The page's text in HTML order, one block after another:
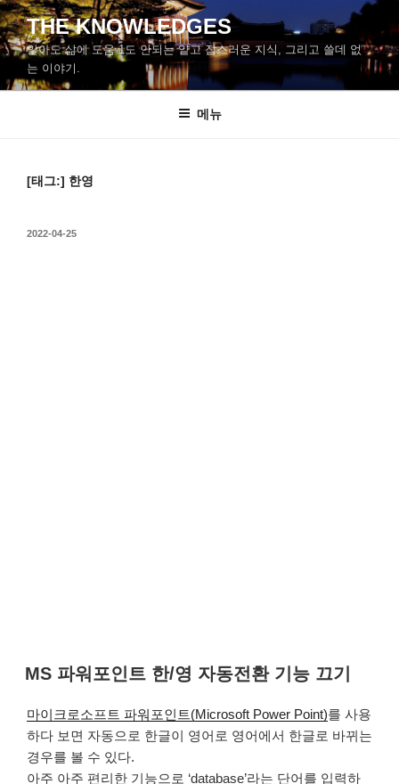
콘
텐
츠
바
THE KNOWLEDGES
알아도 삶에 도움 1도 안되는 얕고 잡스러운 지식, 그리고 쓸데 없
는 이야기.
메뉴
[태그:] 한영
작
2022-04-25
MS 파워포인트 한/영 자동전환 기능 끄기
마이크로소프트 파워포인트(Microsoft Power Point)를 사용
하다 보면 자동으로 한글이 영어로 영어에서 한글로 바뀌는
경우를 볼 수 있다.
아주 아주 편리한 기능으로 ‘database’라는 단어를 입력하